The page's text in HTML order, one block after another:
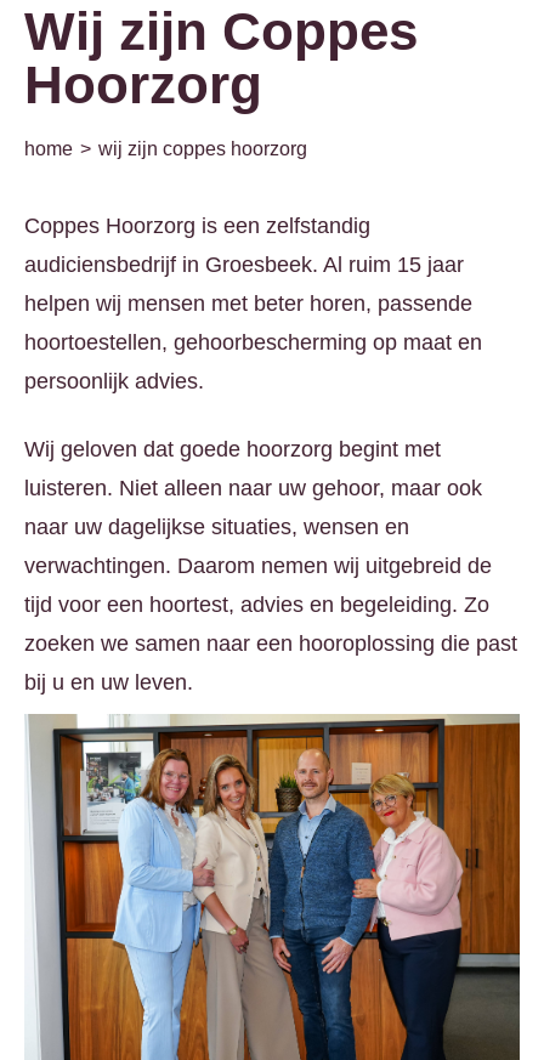
Wij zijn Coppes
Hoorzorg
home wij zijn coppes hoorzorg
Coppes Hoorzorg is een zelfstandig
audiciensbedrijf in Groesbeek. Al ruim 15 jaar
helpen wij mensen met beter horen, passende
hoortoestellen, gehoorbescherming op maat en
persoonlijk advies.
Wij geloven dat goede hoorzorg begint met
luisteren. Niet alleen naar uw gehoor, maar ook
naar uw dagelijkse situaties, wensen en
verwachtingen. Daarom nemen wij uitgebreid de
tijd voor een hoortest, advies en begeleiding. Zo
zoeken we samen naar een hooroplossing die past
bij u en uw leven.